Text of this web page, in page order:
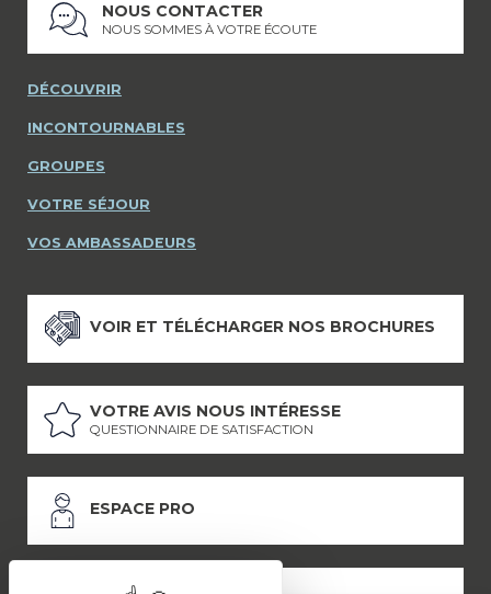
NOUS CONTACTER
NOUS SOMMES À VOTRE ÉCOUTE
DÉCOUVRIR
INCONTOURNABLES
GROUPES
VOTRE SÉJOUR
VOS AMBASSADEURS
VOIR ET TÉLÉCHARGER NOS BROCHURES
VOTRE AVIS NOUS INTÉRESSE
QUESTIONNAIRE DE SATISFACTION
ESPACE PRO